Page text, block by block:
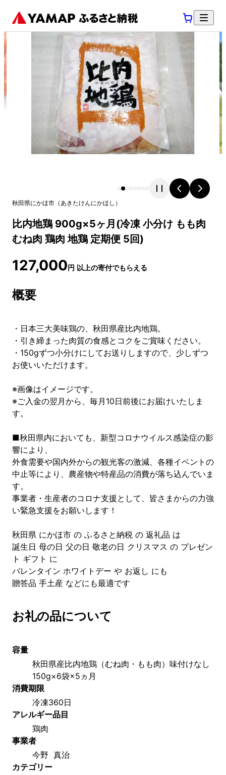
秋田県にかほ市 （あきたけんにかほし ）
比内地鶏 900g×5ヶ月(冷凍 小分け もも肉
むね肉 鶏肉 地鶏 定期便 5回)
127,000円 以上の寄付でもらえる
概要
・日本三大美味鶏の、秋田県産比内地鶏。
・引き締まった肉質の食感とコクをご賞味ください。
・150gずつ小分けにしてお送りしますので、少しずつ
お使いいただけます。
※画像はイメージです。
※ご入金の翌月から、毎月10日前後にお届けいたしま
す。
■秋田県内においても、新型コロナウイルス感染症の影
響により、
外食需要や国内外からの観光客の激減、各種イベントの
中止等により、農産物や特産品の消費が落ち込んでいま
す。
事業者・生産者のコロナ支援として、皆さまからの力強
い緊急支援をお願いします！
秋田県 にかほ市 の ふるさと納税 の 返礼品 は
誕生日 母の日 父の日 敬老の日 クリスマス の プレゼン
ト ギフト に
バレンタイン ホワイトデー や お返し にも
贈答品 手土産 などにも最適です
お礼の品について
容量
秋田県産比内地鶏（むね肉・もも肉）味付けなし
150g×6袋×5ヵ月
消費期限
冷凍360日
アレルギー品目
鶏肉
事業者
今野  真治
カテゴリー